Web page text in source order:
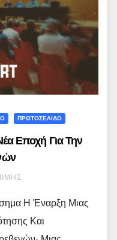
ΠΡΩΤΟΣΕΛΙΔΟ
Εποχή Για Την
Η Έναρξη Μιας
Και